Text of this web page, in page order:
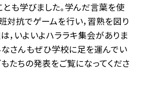
とも学びました。学んだ言葉を使
対抗でゲームを行い，習熟を図り
は，いよいよハララキ集会がありま
なさんもぜひ学校に足を運んでい
もたちの発表をご覧になってくださ